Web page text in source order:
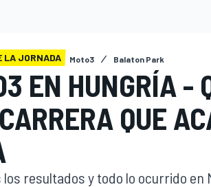
LA JORNADA Moto3 Balaton Park
EN HUNGRÍA -
QUE
los resultados y todo lo ocurrido en